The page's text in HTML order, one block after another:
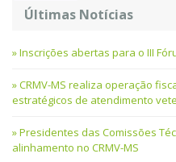
Últimas Notícias
Inscrições abertas para o III
CRMV-MS realiza operação
estratégicos de atendimento
Presidentes das Comissões
alinhamento no CRMV-MS